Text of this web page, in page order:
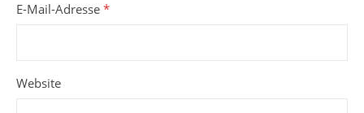
E-Mail-Adresse *
Website